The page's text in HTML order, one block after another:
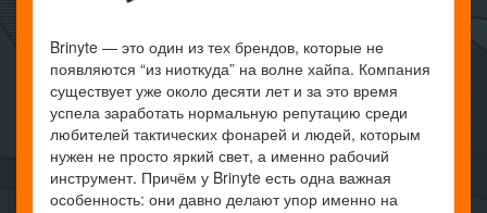
Brinyte — это один из тех брендов, которые не
появляются “из ниоткуда” на волне хайпа. Компания
существует уже около десяти лет и за это время
успела заработать нормальную репутацию среди
любителей тактических фонарей и людей, которым
нужен не просто яркий свет, а именно рабочий
инструмент. Причём у Brinyte есть одна важная
особенность: они давно делают упор именно на